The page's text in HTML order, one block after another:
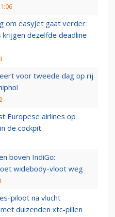
om easyJet gaat verder:
dezelfde deadline
voor tweede dag op rij
Europese airlines op
de cockpit
boven IndiGo:
widebody-vloot weg
piloot na vlucht
duizenden xtc-pillen